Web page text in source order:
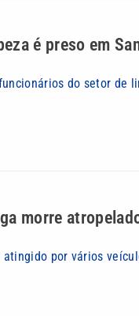
é preso em
do setor de
morre
atingido por vários